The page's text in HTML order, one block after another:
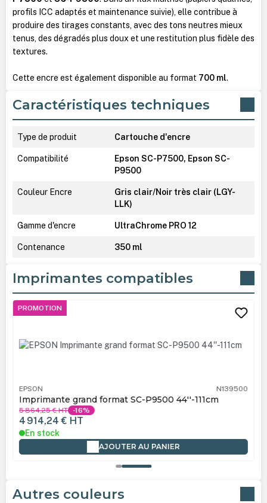
profils ICC adaptés et maintenance suivie), elle contribue à
produire des tirages constants, avec des tons neutres mieux
tenus, des dégradés plus doux et une restitution plus fidèle des
textures.
Cette encre est également disponible au format 700 ml.
Caractéristiques techniques
Type de produit Cartouche d'encre
Compatibilité
Epson SC-P7500, Epson SC-
P9500
Couleur Encre
Gris clair/Noir très clair (LGY-
LLK)
Gamme d'encre UltraChrome PRO 12
Contenance 350 ml
Imprimantes compatibles
Ignorer la galerie de produits
PROMOTION
EPSON N139500
Imprimante grand format SC-P9500 44''-111cm
5 864,25 €HT -16%
4 914,24 € HT
En stock
AJOUTER AU PANIER
Autres couleurs